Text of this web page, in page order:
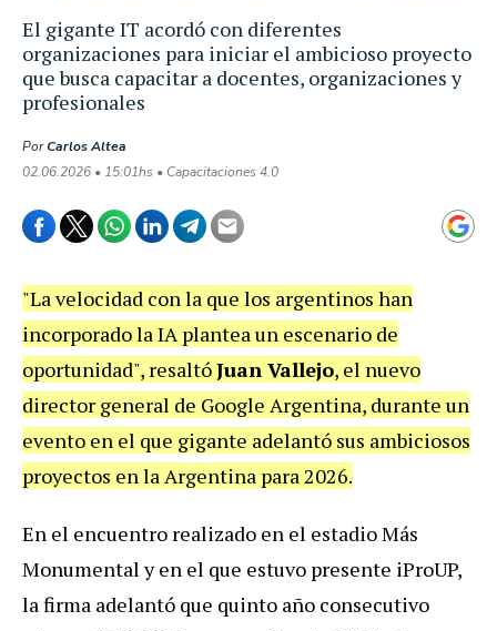
El gigante IT acordó con diferentes
organizaciones para iniciar el ambicioso proyecto
que busca capacitar a docentes, organizaciones y
profesionales
PorCarlos Altea
02.06.2026 • 15:01hs • Capacitaciones 4.0
"La velocidad con la que los argentinos han
incorporado la IA plantea un escenario de
oportunidad", resaltóJuan Vallejo, el nuevo
director general de Google Argentina, durante un
evento en el que gigante adelantó sus ambiciosos
proyectos en la Argentina para 2026.
En el encuentro realizado en el estadio Más
Monumental y en el que estuvo presente iProUP,
la firma adelantó que quinto año consecutivo